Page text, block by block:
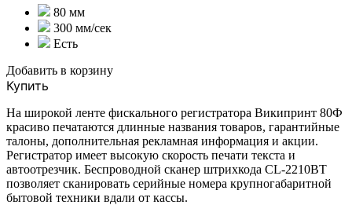
80 мм
300 мм/сек
Есть
Добавить в корзину
Купить
На широкой ленте фискального регистратора Википринт 80Ф
красиво печатаются длинные названия товаров, гарантийные
талоны, дополнительная рекламная информация и акции.
Регистратор имеет высокую скорость печати текста и
автоотрезчик. Беспроводной сканер штрихкода CL-2210BT
позволяет сканировать серийные номера крупногабаритной
бытовой техники вдали от кассы.